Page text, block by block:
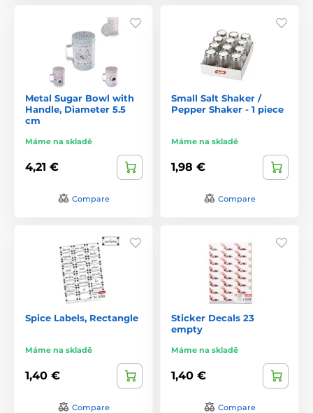
Metal Sugar Bowl with
Handle, Diameter 5.5
cm
Máme na skladě
4,21 €
Compare
Small Salt Shaker /
Pepper Shaker - 1 piece
Máme na skladě
1,98 €
Compare
Spice Labels, Rectangle
Máme na skladě
1,40 €
Compare
Sticker Decals 23
empty
Máme na skladě
1,40 €
Compare